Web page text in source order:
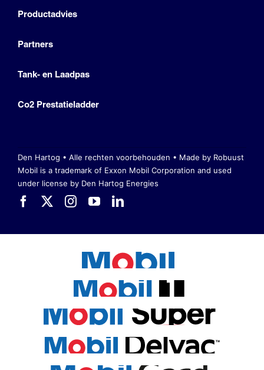
Productadvies
Partners
Tank- en Laadpas
Co2 Prestatieladder
Den Hartog • Alle rechten voorbehouden • Made by Robuust
Mobil is a trademark of Exxon Mobil Corporation and used
under license by Den Hartog Energies